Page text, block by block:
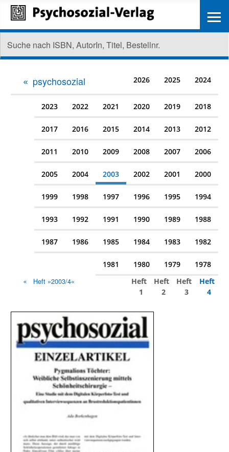
psychosozial 2026 2025 2024
2023 2022 2021 2020 2019 2018
2017 2016 2015 2014 2013 2012
2011 2010 2009 2008 2007 2006
2005 2004 2003 2002 2001 2000
1999 1998 1997 1996 1995 1994
1993 1992 1991 1990 1989 1988
1987 1986 1985 1984 1983 1982
1981 1980 1979 1978
Heft »2003/4«
Heft
1
Heft
2
Heft
3
Heft
4
≡